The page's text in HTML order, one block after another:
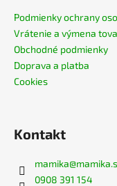
Podmienky ochrany
Vrátenie a výmena
Obchodné podmienky
Doprava a platba
Cookies
Kontakt
mamika@
0908 391 154